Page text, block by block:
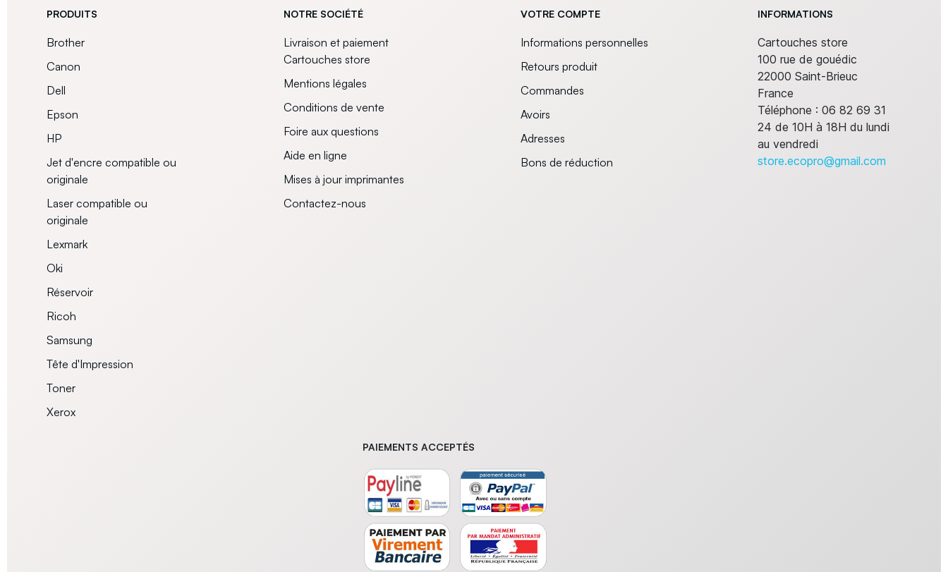
PRODUITS
Brother
Canon
Dell
Epson
HP
Jet d'encre compatible ou
originale
Laser compatible ou
originale
Lexmark
Oki
Réservoir
Ricoh
Samsung
Tête d'Impression
Toner
Xerox
NOTRE SOCIÉTÉ
Livraison et paiement
Cartouches store
Mentions légales
Conditions de vente
Foire aux questions
Aide en ligne
Mises à jour imprimantes
Contactez-nous
VOTRE COMPTE
Informations personnelles
Retours produit
Commandes
Avoirs
Adresses
Bons de réduction
INFORMATIONS
Cartouches store
100 rue de gouédic
22000 Saint-Brieuc
France
Téléphone : 06 82 69 31
24 de 10H à 18H du lundi
au vendredi
store.ecopro@gmail.com
PAIEMENTS ACCEPTÉS